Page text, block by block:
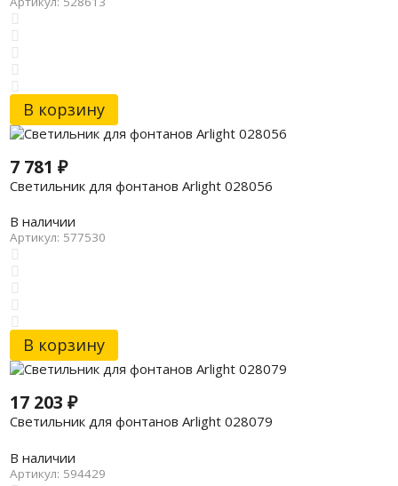
В корзину
7 781 ₽
Светильник для фонтанов Arlight 028056
В наличии
Артикул: 577530
В корзину
17 203 ₽
Светильник для фонтанов Arlight 028079
В наличии
Артикул: 594429